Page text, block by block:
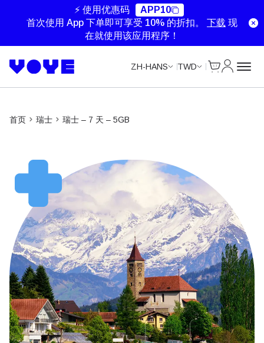
⚡ 使用优惠码
APP10
首次使用 App 下单即可享受 10% 的折扣。 下载 现
在就使用该应用程序！
ZH-HANS TWD
首页 瑞士 瑞士 – 7 天 – 5GB